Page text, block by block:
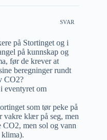
SVAR
på Stortinget og i
på kunnskap og
før de krever at
beregninger rundt
CO2?
eventyret om
som tør peke på
vakre klær på seg, men
CO2, men sol og vann